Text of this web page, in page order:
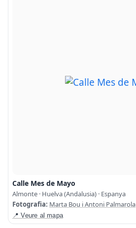
Calle Mes de Mayo
Almonte · Huelva (Andalusia) · Espanya
Fotografia: Marta Bou i Antoni Palmarola
📍 Veure al mapa